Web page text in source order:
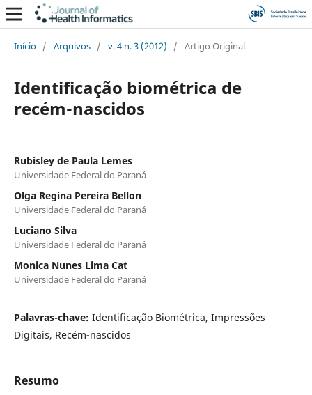
Início / Arquivos / v. 4 n. 3 (2012) / Artigo Original
Identificação biométrica de
recém-nascidos
Rubisley de Paula Lemes
Universidade Federal do Paraná
Olga Regina Pereira Bellon
Universidade Federal do Paraná
Luciano Silva
Universidade Federal do Paraná
Monica Nunes Lima Cat
Universidade Federal do Paraná
Palavras-chave: Identificação Biométrica, Impressões
Digitais, Recém-nascidos
Resumo